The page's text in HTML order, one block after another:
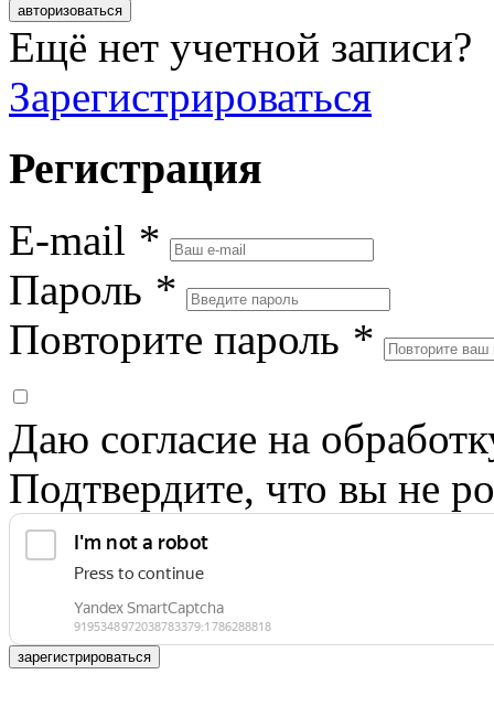
авторизоваться
Ещё нет учетной записи?
Зарегистрироваться
Регистрация
E-mail *
Пароль *
Повторите пароль *
Даю согласие на
Подтвердите, что вы не
зарегистрироваться